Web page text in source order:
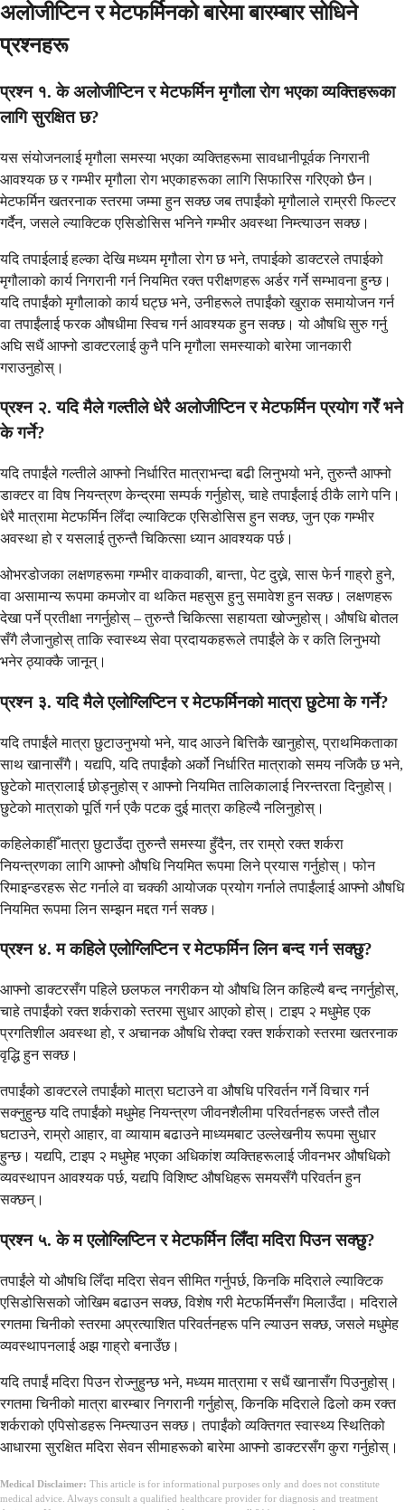
अलोजीप्टिन र मेटफर्मिनको बारेमा बारम्बार सोधिने
प्रश्नहरू
प्रश्न १. के अलोजीप्टिन र मेटफर्मिन मृगौला रोग भएका व्यक्तिहरूका
लागि सुरक्षित छ?
यस संयोजनलाई मृगौला समस्या भएका व्यक्तिहरूमा सावधानीपूर्वक निगरानी
आवश्यक छ र गम्भीर मृगौला रोग भएकाहरूका लागि सिफारिस गरिएको छैन।
मेटफर्मिन खतरनाक स्तरमा जम्मा हुन सक्छ जब तपाईंको मृगौलाले राम्ररी फिल्टर
गर्दैन, जसले ल्याक्टिक एसिडोसिस भनिने गम्भीर अवस्था निम्त्याउन सक्छ।
यदि तपाईलाई हल्का देखि मध्यम मृगौला रोग छ भने, तपाईको डाक्टरले तपाईको
मृगौलाको कार्य निगरानी गर्न नियमित रक्त परीक्षणहरू अर्डर गर्ने सम्भावना हुन्छ।
यदि तपाईंको मृगौलाको कार्य घट्छ भने, उनीहरूले तपाईंको खुराक समायोजन गर्न
वा तपाईंलाई फरक औषधीमा स्विच गर्न आवश्यक हुन सक्छ। यो औषधि सुरु गर्नु
अघि सधैं आफ्नो डाक्टरलाई कुनै पनि मृगौला समस्याको बारेमा जानकारी
गराउनुहोस्।
प्रश्न २. यदि मैले गल्तीले धेरै अलोजीप्टिन र मेटफर्मिन प्रयोग गरेँ भने
के गर्ने?
यदि तपाईंले गल्तीले आफ्नो निर्धारित मात्राभन्दा बढी लिनुभयो भने, तुरुन्तै आफ्नो
डाक्टर वा विष नियन्त्रण केन्द्रमा सम्पर्क गर्नुहोस्, चाहे तपाईंलाई ठीकै लागे पनि।
धेरै मात्रामा मेटफर्मिन लिँदा ल्याक्टिक एसिडोसिस हुन सक्छ, जुन एक गम्भीर
अवस्था हो र यसलाई तुरुन्तै चिकित्सा ध्यान आवश्यक पर्छ।
ओभरडोजका लक्षणहरूमा गम्भीर वाकवाकी, बान्ता, पेट दुख्ने, सास फेर्न गाह्रो हुने,
वा असामान्य रूपमा कमजोर वा थकित महसुस हुनु समावेश हुन सक्छ। लक्षणहरू
देखा पर्ने प्रतीक्षा नगर्नुहोस् – तुरुन्तै चिकित्सा सहायता खोज्नुहोस्। औषधि बोतल
सँगै लैजानुहोस् ताकि स्वास्थ्य सेवा प्रदायकहरूले तपाईंले के र कति लिनुभयो
भनेर ठ्याक्कै जानून्।
प्रश्न ३. यदि मैले एलोग्लिप्टिन र मेटफर्मिनको मात्रा छुटेमा के गर्ने?
यदि तपाईंले मात्रा छुटाउनुभयो भने, याद आउने बित्तिकै खानुहोस्, प्राथमिकताका
साथ खानासँगै। यद्यपि, यदि तपाईंको अर्को निर्धारित मात्राको समय नजिकै छ भने,
छुटेको मात्रालाई छोड्नुहोस् र आफ्नो नियमित तालिकालाई निरन्तरता दिनुहोस्।
छुटेको मात्राको पूर्ति गर्न एकै पटक दुई मात्रा कहिल्यै नलिनुहोस्।
कहिलेकाहीँ मात्रा छुटाउँदा तुरुन्तै समस्या हुँदैन, तर राम्रो रक्त शर्करा
नियन्त्रणका लागि आफ्नो औषधि नियमित रूपमा लिने प्रयास गर्नुहोस्। फोन
रिमाइन्डरहरू सेट गर्नाले वा चक्की आयोजक प्रयोग गर्नाले तपाईंलाई आफ्नो औषधि
नियमित रूपमा लिन सम्झन मद्दत गर्न सक्छ।
प्रश्न ४. म कहिले एलोग्लिप्टिन र मेटफर्मिन लिन बन्द गर्न सक्छु?
आफ्नो डाक्टरसँग पहिले छलफल नगरीकन यो औषधि लिन कहिल्यै बन्द नगर्नुहोस्,
चाहे तपाईंको रक्त शर्कराको स्तरमा सुधार आएको होस्। टाइप २ मधुमेह एक
प्रगतिशील अवस्था हो, र अचानक औषधि रोक्दा रक्त शर्कराको स्तरमा खतरनाक
वृद्धि हुन सक्छ।
तपाईंको डाक्टरले तपाईंको मात्रा घटाउने वा औषधि परिवर्तन गर्ने विचार गर्न
सक्नुहुन्छ यदि तपाईंको मधुमेह नियन्त्रण जीवनशैलीमा परिवर्तनहरू जस्तै तौल
घटाउने, राम्रो आहार, वा व्यायाम बढाउने माध्यमबाट उल्लेखनीय रूपमा सुधार
हुन्छ। यद्यपि, टाइप २ मधुमेह भएका अधिकांश व्यक्तिहरूलाई जीवनभर औषधिको
व्यवस्थापन आवश्यक पर्छ, यद्यपि विशिष्ट औषधिहरू समयसँगै परिवर्तन हुन
सक्छन्।
प्रश्न ५. के म एलोग्लिप्टिन र मेटफर्मिन लिँदा मदिरा पिउन सक्छु?
तपाईंले यो औषधि लिँदा मदिरा सेवन सीमित गर्नुपर्छ, किनकि मदिराले ल्याक्टिक
एसिडोसिसको जोखिम बढाउन सक्छ, विशेष गरी मेटफर्मिनसँग मिलाउँदा। मदिराले
रगतमा चिनीको स्तरमा अप्रत्याशित परिवर्तनहरू पनि ल्याउन सक्छ, जसले मधुमेह
व्यवस्थापनलाई अझ गाह्रो बनाउँछ।
यदि तपाईं मदिरा पिउन रोज्नुहुन्छ भने, मध्यम मात्रामा र सधैं खानासँग पिउनुहोस्।
रगतमा चिनीको मात्रा बारम्बार निगरानी गर्नुहोस्, किनकि मदिराले ढिलो कम रक्त
शर्कराको एपिसोडहरू निम्त्याउन सक्छ। तपाईंको व्यक्तिगत स्वास्थ्य स्थितिको
आधारमा सुरक्षित मदिरा सेवन सीमाहरूको बारेमा आफ्नो डाक्टरसँग कुरा गर्नुहोस्।
Medical Disclaimer: This article is for informational purposes only and does not constitute
medical advice. Always consult a qualified healthcare provider for diagnosis and treatment